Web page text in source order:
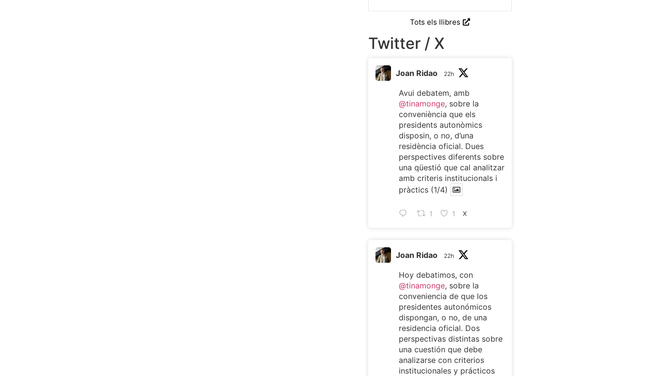
Tots els llibres
Twitter / X
Joan Ridao 22h
Avui debatem, amb
@tinamonge, sobre la
conveniència que els
presidents autonòmics
disposin, o no, d’una
residència oficial. Dues
perspectives diferents sobre
una qüestió que cal analitzar
amb criteris institucionals i
pràctics (1/4)
1 1 X
Joan Ridao 22h
Hoy debatimos, con
@tinamonge, sobre la
conveniencia de que los
presidentes autonómicos
dispongan, o no, de una
residencia oficial. Dos
perspectivas distintas sobre
una cuestión que debe
analizarse con criterios
institucionales y prácticos